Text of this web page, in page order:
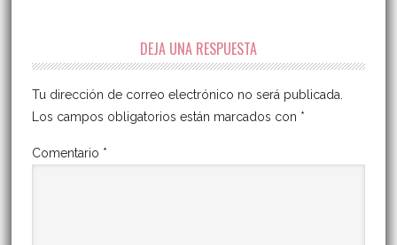
DEJA UNA RESPUESTA
Tu dirección de correo electrónico no será publicada.
Los campos obligatorios están marcados con *
Comentario *